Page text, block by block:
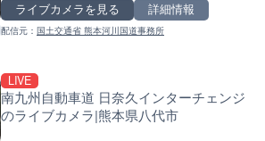
ライブカメラを見る 詳細情報
配信元： 国土交通省 熊本河川国道事務所
LIVE
南九州自動車道 日奈久インターチェンジ
のライブカメラ|熊本県八代市